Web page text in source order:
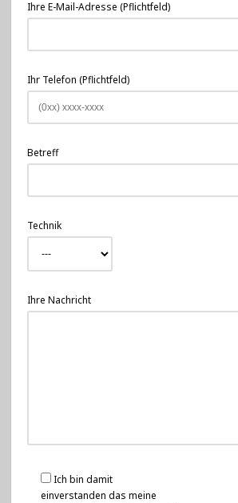
Ihre E-Mail-Adresse (Pflichtfeld)
Ihr Telefon (Pflichtfeld)
Betreff
Technik
Ihre Nachricht
Ich bin damit
einverstanden das meine